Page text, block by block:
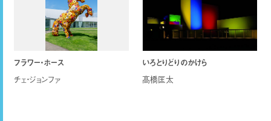
フラワー・ホース
チェ・ジョンファ
いろとりどりのかけら
髙橋匡太